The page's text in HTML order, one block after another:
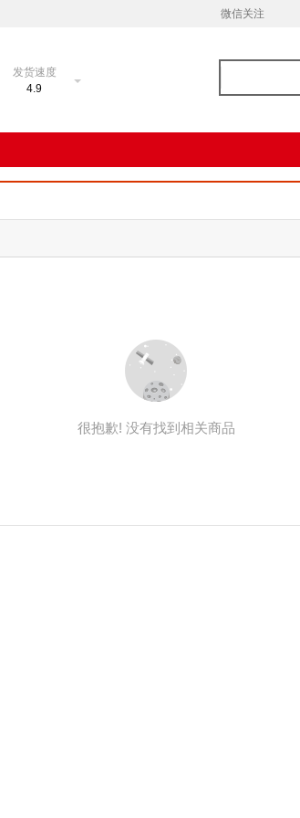
微信关注
发货速度
4.9
很抱歉! 没有找到相关商品